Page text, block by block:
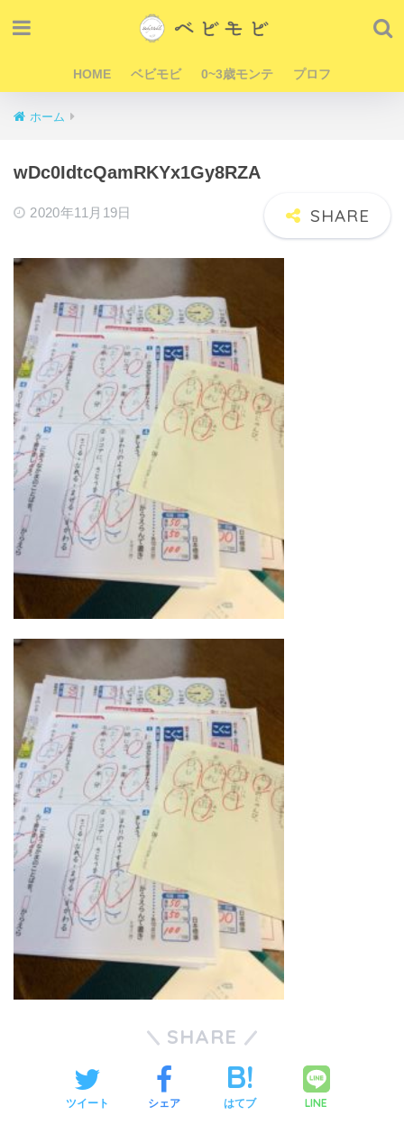
HOME ベビモビ 0~3歳モンテ プロフ
ホーム
wDc0IdtcQamRKYx1Gy8RZA
2020年11月19日
SHARE
ツイート シェア はてブ LINE